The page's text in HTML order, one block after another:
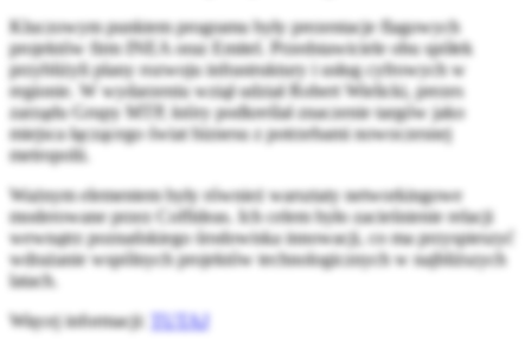
Kluczowym punktem programu były prezentacje flagowych
projektów firm INEA oraz Emitel. Przedstawiciele obu spółek
przybliżyli plany rozwoju infrastruktury i usług cyfrowych w
regionie. W wydarzeniu wziął udział Robert Wielicki, prezes
zarządu Grupy MTP, który podkreślał znaczenie targów jako
miejsca łączącego świat biznesu z potrzebami nowoczesnej
metropolii.
Ważnym elementem były również warsztaty networkingowe
moderowane przez Coffideas. Ich celem było zacieśnienie relacji
wewnątrz poznańskiego środowiska innowacji, co ma przyspieszyć
wdrażanie wspólnych projektów technologicznych w najbliższych
latach.
Więcej informacji:
TUTAJ